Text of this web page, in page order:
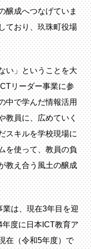
醸成へつなげていま
ており、玖珠町役場
い」ということを大
リーダー事業に参
中で学んだ情報活用
教員に、広めていく
スキルを学校現場に
を使って、教員の負
教え合う風土の醸成
は、現在3年目を迎
度に日本ICT教育ア
在（令和5年度）で